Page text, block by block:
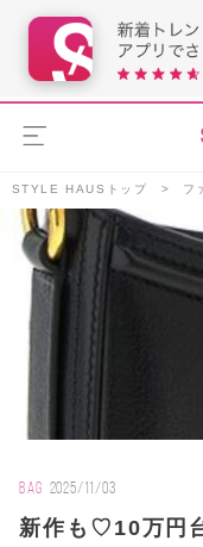
STYLE HAUSトップ フ
BAG 2025/11/03
新作も♡10万円